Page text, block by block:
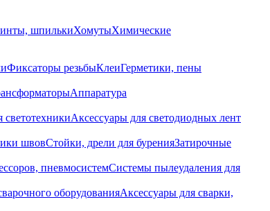
шпилькиХомутыХимические
Фиксаторы резьбыКлеиГерметики, пены
Аппаратура
светотехникиАксессуары для светодиодных лент
швовСтойки, дрели для буренияЗатирочные
пневмосистемСистемы пылеудаления для
оборудованияАксессуары для сварки,